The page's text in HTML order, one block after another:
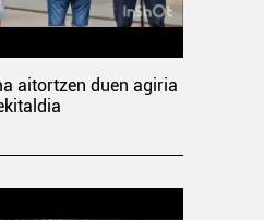
aitortzen duen agiria